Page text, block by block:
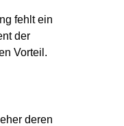
fehlt ein
der
Vorteil.
deren